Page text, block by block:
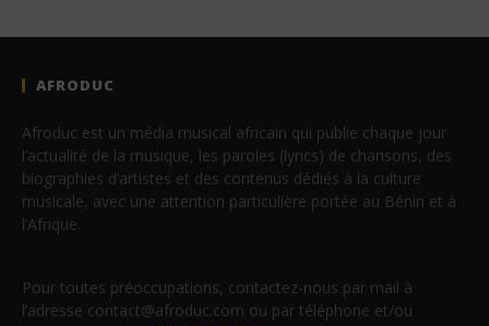
AFRODUC
Afroduc est un média musical africain qui publie chaque jour
l’actualité de la musique, les paroles (lyrics) de chansons, des
biographies d’artistes et des contenus dédiés à la culture
musicale, avec une attention particulière portée au Bénin et à
l’Afrique.
Pour toutes préoccupations, contactez-nous par mail à
l’adresse contact@afroduc.com ou par téléphone et/ou